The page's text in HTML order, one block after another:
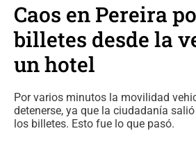
Caos en Pereira
billetes desde la
un hotel
Por varios minutos la movilidad
detenerse, ya que la ciudadanía
los billetes. Esto fue lo que pasó.